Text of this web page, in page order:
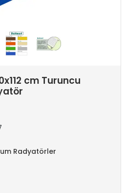
cm Turuncu
Radyatörler